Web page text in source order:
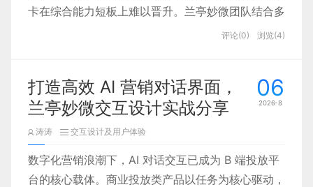
卡在综合能力短板上难以晋升。兰亭妙微团队结合多
年 B 端、C 端项目实战经验提出：真正的设计进
出执行层视角思考业务全局。下文结合团队落地经
验，拆解六大核心进阶能力，为体验设计师提供清晰
成长路径。
评论(0) 浏览(4)
06
2026-8
打造高效 AI 营销对话界面，
兰亭妙微交互设计实战分享
涛涛 交互设计及用户体验
数字化营销浪潮下，AI 对话交互已成为 B 端投放平
台的核心载体。商业投放类产品以任务为核心驱动，